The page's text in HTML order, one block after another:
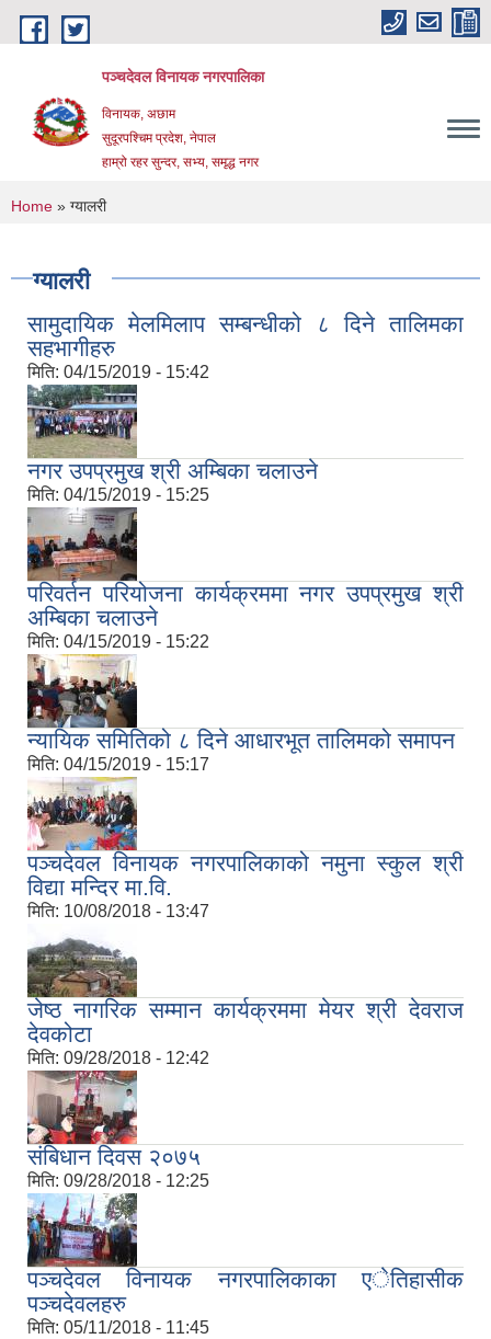
Skip to main content
पञ्चदेवल विनायक नगरपालिका
विनायक, अछाम
सुदूरपश्चिम प्रदेश, नेपाल
हाम्रो रहर सुन्दर, सभ्य, समृद्ध नगर
You are here
Home » ग्यालरी
ग्यालरी
सामुदायिक मेलमिलाप सम्बन्धीको ८ दिने तालिमका
सहभागीहरु
मिति: 04/15/2019 - 15:42
नगर उपप्रमुख श्री अम्बिका चलाउने
मिति: 04/15/2019 - 15:25
परिवर्तन परियोजना कार्यक्रममा नगर उपप्रमुख श्री
अम्बिका चलाउने
मिति: 04/15/2019 - 15:22
न्यायिक समितिको ८ दिने आधारभूत तालिमको समापन
मिति: 04/15/2019 - 15:17
पञ्चदेवल विनायक नगरपालिकाको नमुना स्कुल श्री
विद्या मन्दिर मा.वि.
मिति: 10/08/2018 - 13:47
जेष्ठ नागरिक सम्मान कार्यक्रममा मेयर श्री देवराज
देवकोटा
मिति: 09/28/2018 - 12:42
संबिधान दिवस २०७५
मिति: 09/28/2018 - 12:25
पञ्चदेवल विनायक नगरपालिकाका एेतिहासीक
पञ्चदेवलहरु
मिति: 05/11/2018 - 11:45